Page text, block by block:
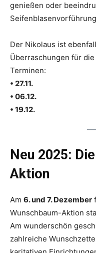
genießen oder
Der Nikolaus ist
Überraschungen für
Terminen:
• 27.11.
• 06.12.
• 19.12.
Neu 2025:
Aktion
Am 6. und 7. Dezember
Wunschbaum-Aktion
Am wunderschön
zahlreiche